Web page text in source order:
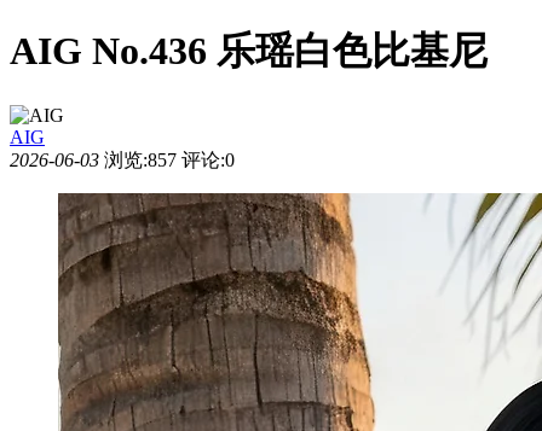
AIG No.436 乐瑶白色比基尼
AIG
2026-06-03 浏览:857 评论:0